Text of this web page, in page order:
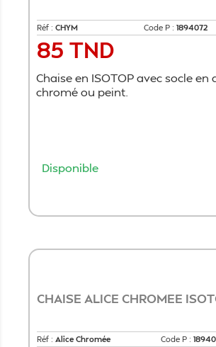
Réf : CHYM Code P : 1894072
Prix
85 TND
Chaise en ISOTOP avec socle en
chromé ou peint.
Disponible
CHAISE ALICE CHROMEE
Réf : Alice Chromée Code P :